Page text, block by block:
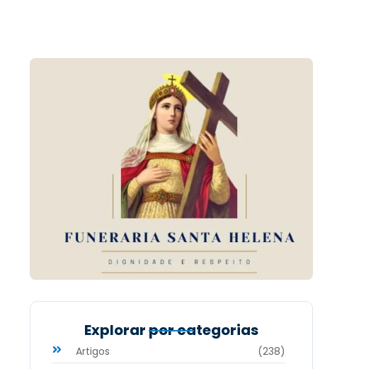
Explorar por categorias
Artigos
(238)